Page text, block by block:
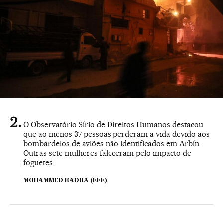
O Observatório Sírio de Direitos Humanos destacou
que ao menos 37 pessoas perderam a vida devido aos
bombardeios de aviões não identificados em Arbín.
Outras sete mulheres faleceram pelo impacto de
foguetes.
MOHAMMED BADRA (EFE)